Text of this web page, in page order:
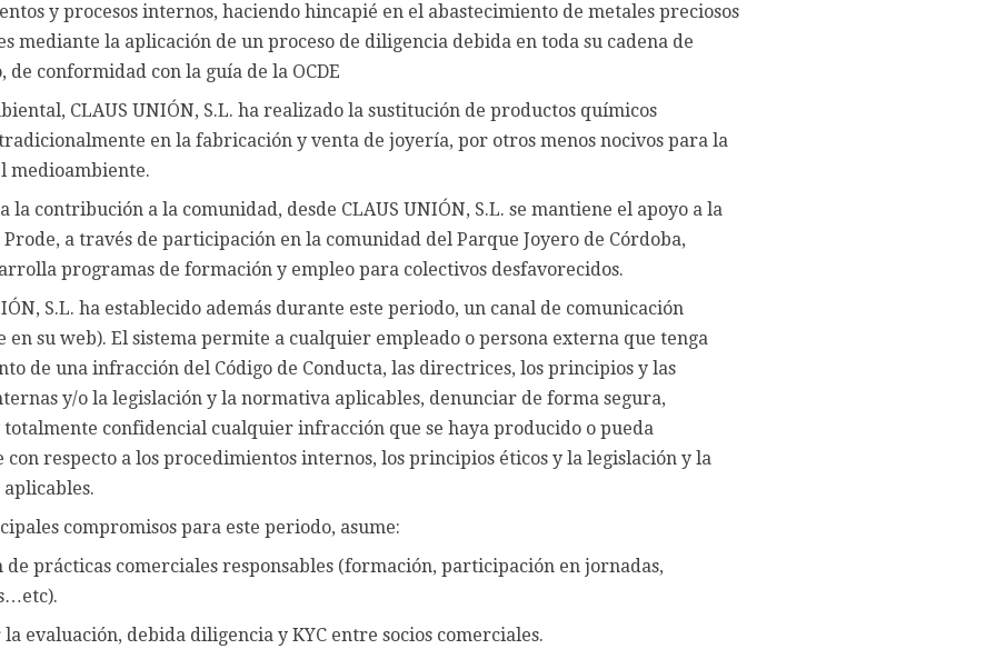
y procesos internos, haciendo hincapié en el abastecimiento de metales preciosos
mediante la aplicación de un proceso de diligencia debida en toda su cadena de
de conformidad con la guía de la OCDE
CLAUS UNIÓN, S.L. ha realizado la sustitución de productos químicos
en la fabricación y venta de joyería, por otros menos nocivos para la
medioambiente.
la contribución a la comunidad, desde CLAUS UNIÓN, S.L. se mantiene el apoyo a la
a través de participación en la comunidad del Parque Joyero de Córdoba,
programas de formación y empleo para colectivos desfavorecidos.
S.L. ha establecido además durante este periodo, un canal de comunicación
en su web). El sistema permite a cualquier empleado o persona externa que tenga
de una infracción del Código de Conducta, las directrices, los principios y las
y/o la legislación y la normativa aplicables, denunciar de forma segura,
totalmente confidencial cualquier infracción que se haya producido o pueda
con respecto a los procedimientos internos, los principios éticos y la legislación y la
compromisos para este periodo, asume:
de prácticas comerciales responsables (formación, participación en jornadas,
evaluación, debida diligencia y KYC entre socios comerciales.